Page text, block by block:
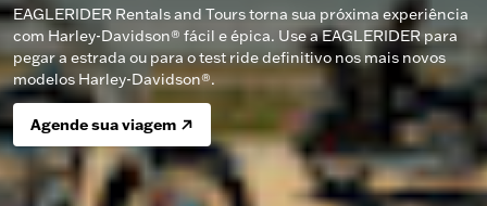
EAGLERIDER Rentals and Tours torna sua próxima experiência
com Harley-Davidson® fácil e épica. Use a EAGLERIDER para
pegar a estrada ou para o test ride definitivo nos mais novos
modelos Harley-Davidson®.
Agende sua viagem